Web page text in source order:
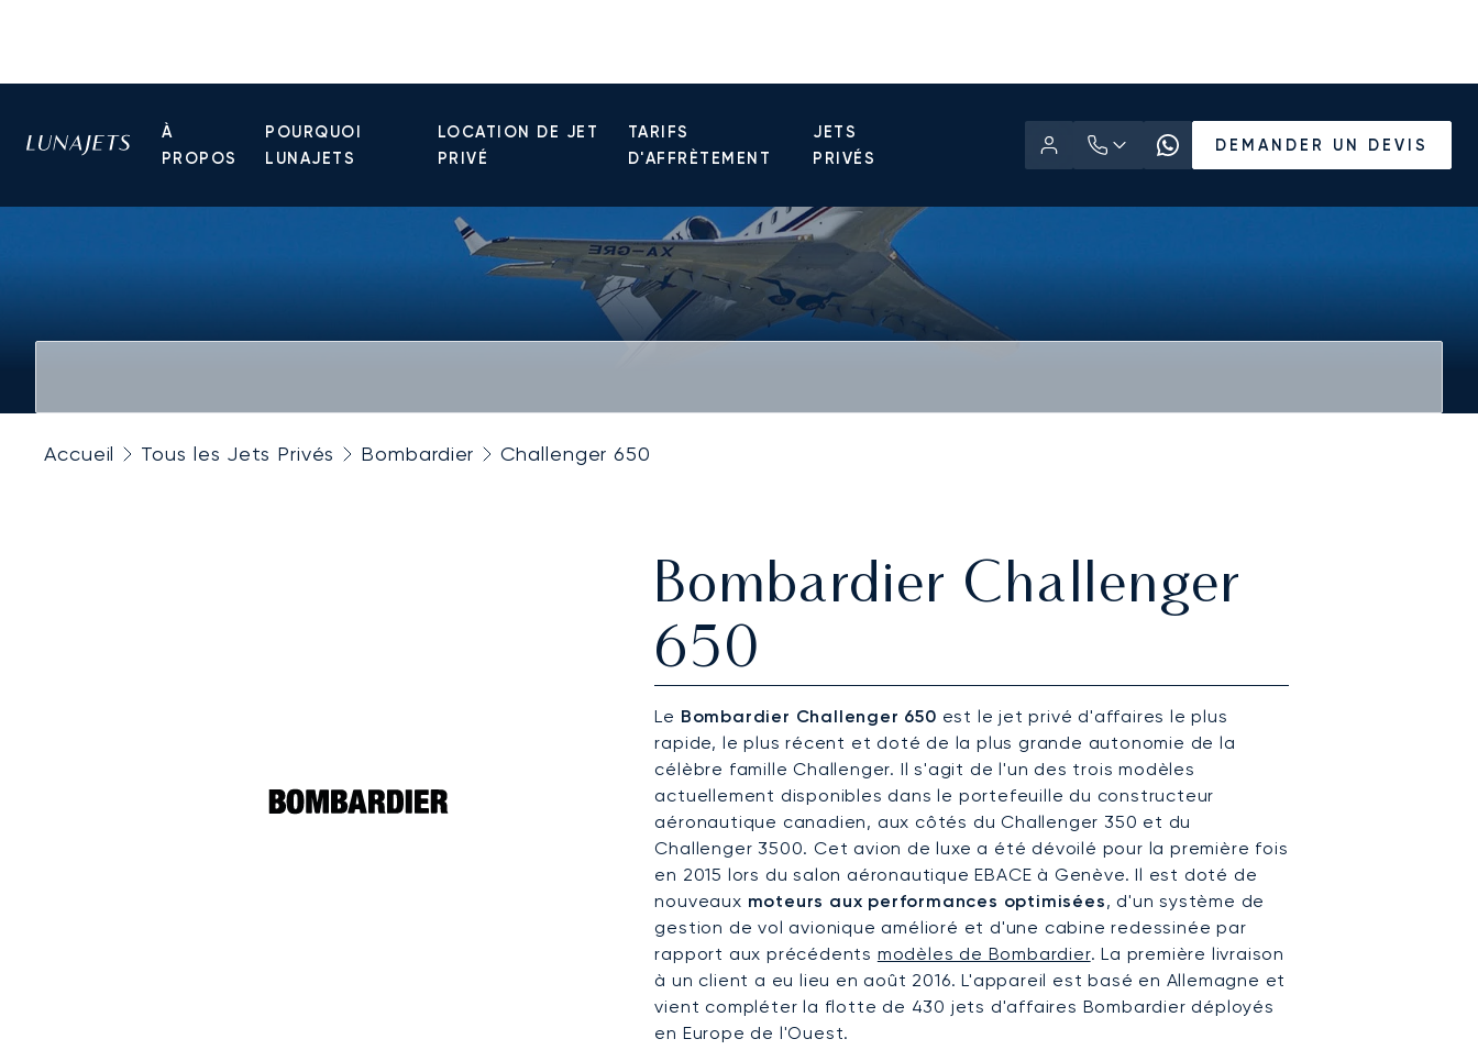
À
PROPOS
POURQUOI
LUNAJETS
LOCATION DE JET
PRIVÉ
TARIFS
D'AFFRÈTEMENT
JETS
PRIVÉS
DEMANDER UN DEVIS
Accueil Tous les Jets Privés Bombardier Challenger 650
Bombardier Challenger
650
Le Bombardier Challenger 650 est le jet privé d'affaires le plus
rapide, le plus récent et doté de la plus grande autonomie de la
célèbre famille Challenger. Il s'agit de l'un des trois modèles
actuellement disponibles dans le portefeuille du constructeur
aéronautique canadien, aux côtés du Challenger 350 et du
Challenger 3500. Cet avion de luxe a été dévoilé pour la première fois
en 2015 lors du salon aéronautique EBACE à Genève. Il est doté de
nouveaux moteurs aux performances optimisées, d'un système de
gestion de vol avionique amélioré et d'une cabine redessinée par
rapport aux précédents modèles de Bombardier. La première livraison
à un client a eu lieu en août 2016. L'appareil est basé en Allemagne et
vient compléter la flotte de 430 jets d'affaires Bombardier déployés
en Europe de l'Ouest.